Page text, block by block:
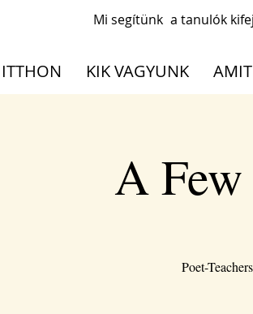
Mi segítünk a tanulók
ITTHON KIK VAGYUNK
A Few
Poet-